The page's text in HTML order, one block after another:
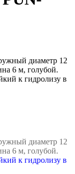
диаметр 12
6 м, голубой.
к гидролизу в
диаметр 12
6 м, голубой.
к гидролизу в